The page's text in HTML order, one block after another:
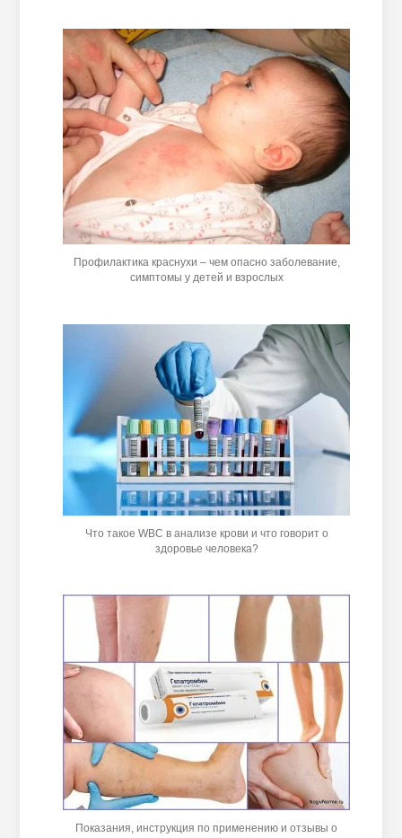
Профилактика краснухи – чем опасно заболевание,
симптомы у детей и взрослых
Что такое WBC в анализе крови и что говорит о
здоровье человека?
Показания, инструкция по применению и отзывы о